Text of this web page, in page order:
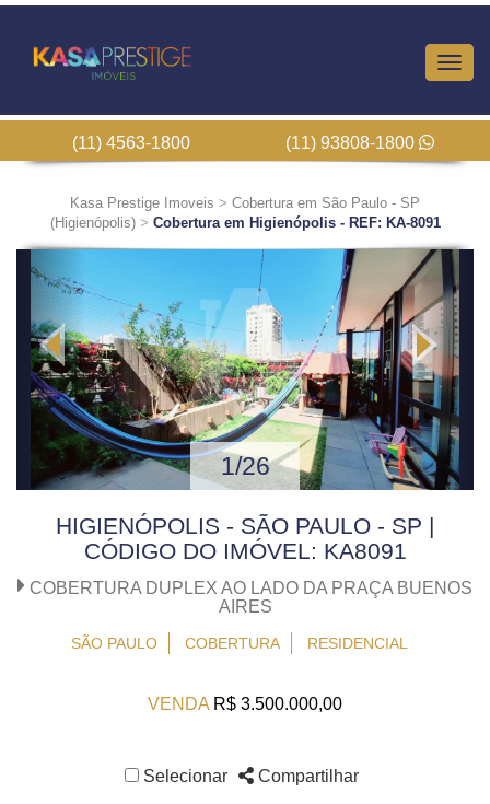
(11) 4563-1800 (11) 93808-1800
Kasa Prestige Imoveis > Cobertura em São Paulo - SP
(Higienópolis) > Cobertura em Higienópolis - REF: KA-8091
1/26
Next
HIGIENÓPOLIS - SÃO PAULO - SP |
CÓDIGO DO IMÓVEL: KA8091
COBERTURA DUPLEX AO LADO DA PRAÇA BUENOS
AIRES
SÃO PAULO COBERTURA RESIDENCIAL
VENDA R$ 3.500.000,00
Selecionar Compartilhar